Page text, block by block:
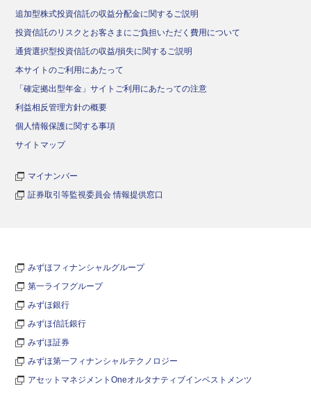
追加型株式投資信託の収益分配金に関するご説明
投資信託のリスクとお客さまにご負担いただく費用について
通貨選択型投資信託の収益/損失に関するご説明
本サイトのご利用にあたって
「確定拠出型年金」サイトご利用にあたっての注意
利益相反管理方針の概要
個人情報保護に関する事項
サイトマップ
マイナンバー
証券取引等監視委員会 情報提供窓口
みずほフィナンシャルグループ
第一ライフグループ
みずほ銀行
みずほ信託銀行
みずほ証券
みずほ第一フィナンシャルテクノロジー
アセットマネジメントOneオルタナティブインベストメンツ